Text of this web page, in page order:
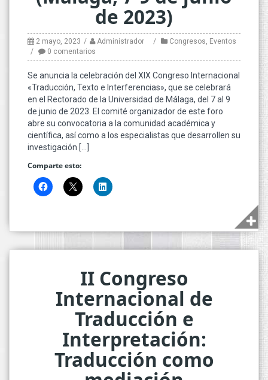
de 2023)
2 mayo, 2023 Administrador Congresos Eventos
0 comentarios
Se anuncia la celebración del XIX Congreso Internacional
«Traducción, Texto e Interferencias», que se celebrará
en el Rectorado de la Universidad de Málaga, del 7 al 9
de junio de 2023. El comité organizador de este foro
abre su convocatoria a la comunidad académica y
científica, así como a los especialistas que desarrollen su
investigación […]
Comparte esto:
II Congreso
Internacional de
Traducción e
Interpretación:
Traducción como